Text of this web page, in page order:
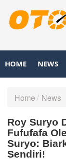
HOME NEWS
Home News
Roy Suryo
Fufufafa
Suryo:
Sendiri!